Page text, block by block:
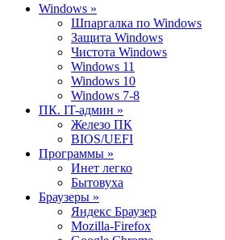
Windows »
Шпаргалка по Windows
Защита Windows
Чистота Windows
Windows 11
Windows 10
Windows 7-8
ПК. IT-админ »
Железо ПК
BIOS/UEFI
Программы »
Инет легко
Бытовуха
Браузеры »
Яндекс Браузер
Mozilla-Firefox